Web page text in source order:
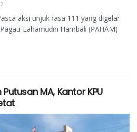
aksi unjuk rasa 111 yang digelar
Lahamudin Hambali (PAHAM)
MA, Kantor KPU